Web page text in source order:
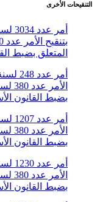
التنقيحات الأخرى
المتعلق بضبط
بضبط القانون
بضبط القانون
بضبط القانون